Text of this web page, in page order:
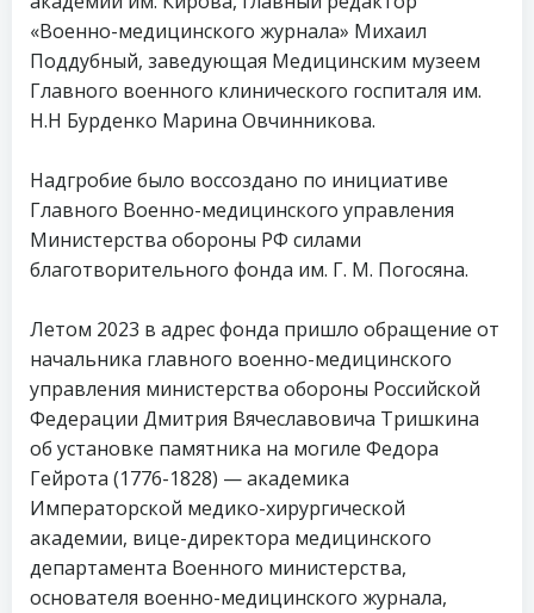
«Военно-медицинского журнала» Михаил
Поддубный, заведующая Медицинским музеем
Главного военного клинического госпиталя им.
Н.Н Бурденко Марина Овчинникова.
Надгробие было воссоздано по инициативе
Главного Военно-медицинского управления
Министерства обороны РФ силами
благотворительного фонда им. Г. М. Погосяна.
Летом 2023 в адрес фонда пришло обращение от
начальника главного военно-медицинского
управления министерства обороны Российской
Федерации Дмитрия Вячеславовича Тришкина
об установке памятника на могиле Федора
Гейрота (1776-1828) — академика
Императорской медико-хирургической
академии, вице-директора медицинского
департамента Военного министерства,
основателя военно-медицинского журнала,